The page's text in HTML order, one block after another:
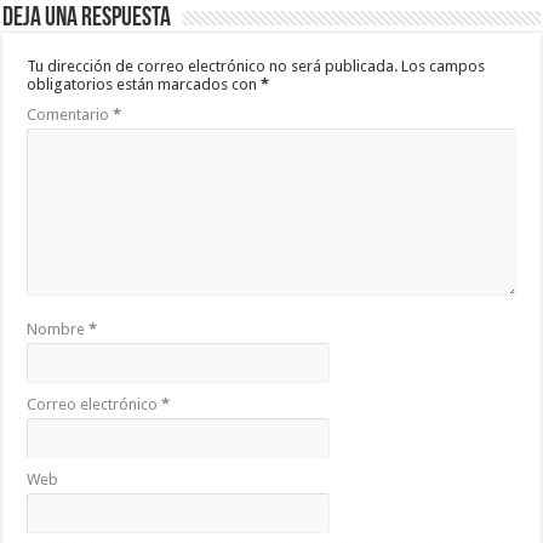
Deja una respuesta
Tu dirección de correo electrónico no será publicada. Los campos
obligatorios están marcados con*
Comentario*
Nombre*
Correo electrónico*
Web